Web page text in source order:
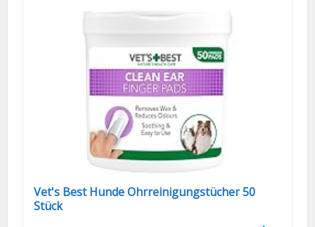
Vet's Best Hunde Ohrreinigungstücher 50
Stück